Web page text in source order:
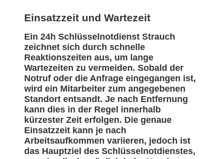
Einsatzzeit und Wartezeit
Ein 24h Schlüsselnotdienst Strauch
zeichnet sich durch schnelle
Reaktionszeiten aus, um lange
Wartezeiten zu vermeiden. Sobald der
Notruf oder die Anfrage eingegangen ist,
wird ein Mitarbeiter zum angegebenen
Standort entsandt. Je nach Entfernung
kann dies in der Regel innerhalb
kürzester Zeit erfolgen. Die genaue
Einsatzzeit kann je nach
Arbeitsaufkommen variieren, jedoch ist
das Hauptziel des Schlüsselnotdienstes,